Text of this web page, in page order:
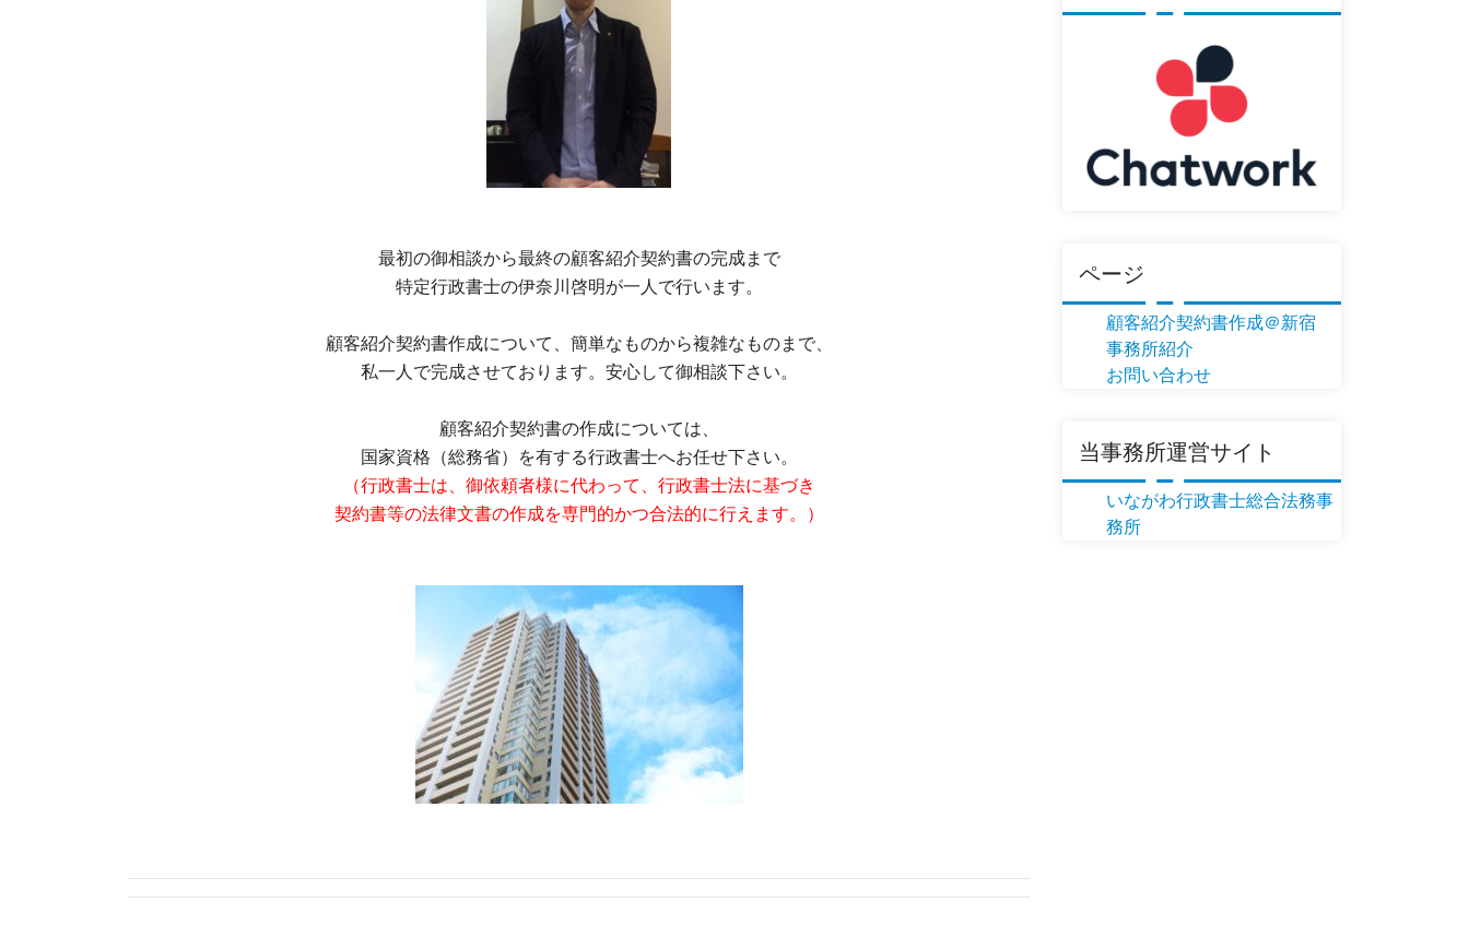
最初の御相談から最終の顧客紹介契約書の完成まで
特定行政書士の伊奈川啓明が一人で行います。
顧客紹介契約書作成について、簡単なものから複雑なものまで、
私一人で完成させております。安心して御相談下さい。
顧客紹介契約書の作成については、
国家資格（総務省）を有する行政書士へお任せ下さい。
（行政書士は、御依頼者様に代わって、行政書士法に基づき
契約書等の法律文書の作成を専門的かつ合法的に行えます。）
ページ
顧客紹介契約書作成＠新宿
事務所紹介
お問い合わせ
当事務所運営サイト
いながわ行政書士総合法務事
務所